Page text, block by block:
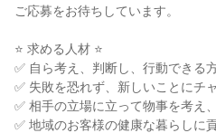
ご応募をお待ちしています。
⭐ 求める人材 ⭐
✅ 自ら考え、判断し、行動できる
✅ 失敗を恐れず、新しいことにチ
✅ 相手の立場に立って物事を考え
✅ 地域のお客様の健康な暮らしに